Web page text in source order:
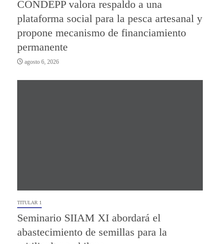
CONDEPP valora respaldo a una
plataforma social para la pesca artesanal y
propone mecanismo de financiamiento
permanente
agosto 6, 2026
TITULAR 1
Seminario SIIAM XI abordará el
abastecimiento de semillas para la